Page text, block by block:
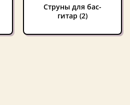
Струны для бас-
гитар (2)